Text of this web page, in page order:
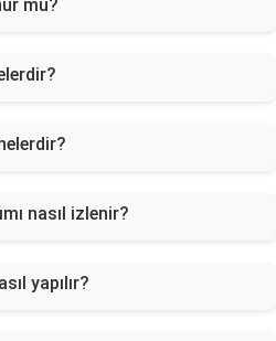
mu?
nasıl izlenir?
yapılır?